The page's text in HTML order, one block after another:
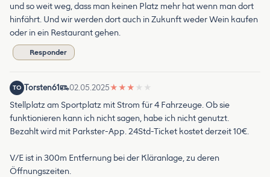
und so weit weg, dass man keinen Platz mehr hat wenn man dort
hinfährt. Und wir werden dort auch in Zukunft weder Wein kaufen
oder in ein Restaurant gehen.
Responder
TO Torsten61 02.05.2025★ ★ ★ ★ ★
Stellplatz am Sportplatz mit Strom für 4 Fahrzeuge. Ob sie
funktionieren kann ich nicht sagen, habe ich nicht genutzt.
Bezahlt wird mit Parkster-App. 24Std-Ticket kostet derzeit 10€.
V/E ist in 300m Entfernung bei der Kläranlage, zu deren
Öffnungszeiten.